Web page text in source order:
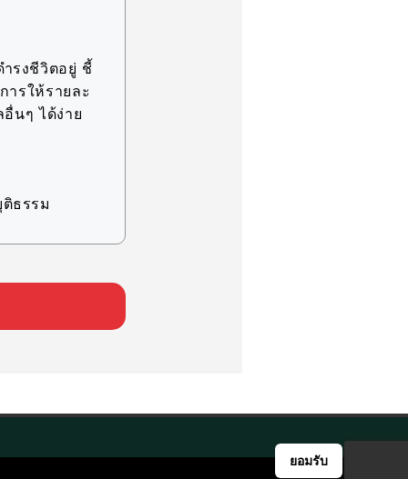
รงชีวิตอยู่ ชี้
ารให้รายละ
นๆ ได้ง่าย
ธรรม
ยในขอบเขต
แห่ง และ
ยอมรับ